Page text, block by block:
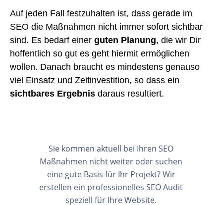
Auf jeden Fall festzuhalten ist, dass gerade im
SEO die Maßnahmen nicht immer sofort sichtbar
sind. Es bedarf einer guten Planung, die wir Dir
hoffentlich so gut es geht hiermit ermöglichen
wollen. Danach braucht es mindestens genauso
viel Einsatz und Zeitinvestition, so dass ein
sichtbares Ergebnis daraus resultiert.
Sie kommen aktuell bei Ihren SEO
Maßnahmen nicht weiter oder suchen
eine gute Basis für Ihr Projekt? Wir
erstellen ein professionelles SEO Audit
speziell für Ihre Website.